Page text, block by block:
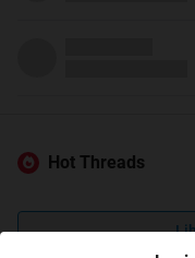
Hot Threads